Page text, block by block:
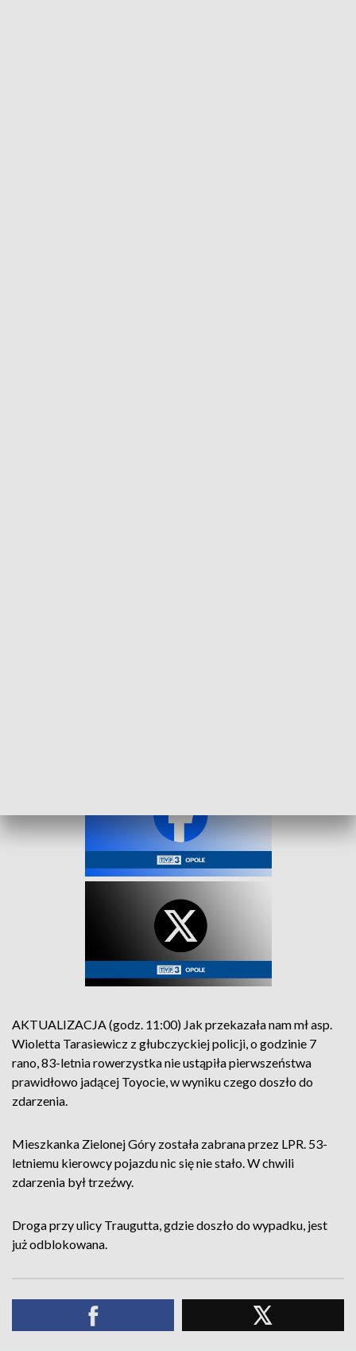
AKTUALIZACJA (godz. 11:00) Jak przekazała nam mł asp.
Wioletta Tarasiewicz z głubczyckiej policji, o godzinie 7
rano, 83-letnia rowerzystka nie ustąpiła pierwszeństwa
prawidłowo jadącej Toyocie, w wyniku czego doszło do
zdarzenia.
Mieszkanka Zielonej Góry została zabrana przez LPR. 53-
letniemu kierowcy pojazdu nic się nie stało. W chwili
zdarzenia był trzeźwy.
Droga przy ulicy Traugutta, gdzie doszło do wypadku, jest
już odblokowana.